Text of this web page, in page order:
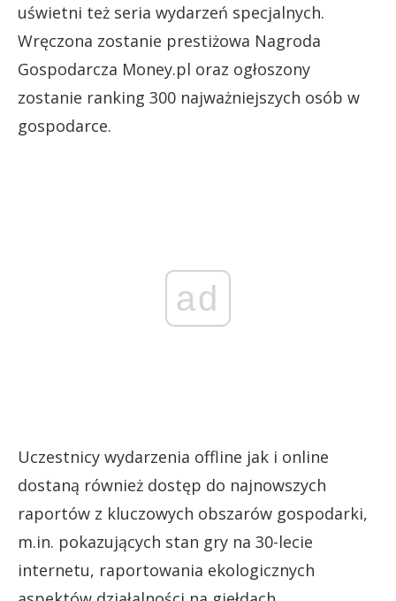
uświetni też seria wydarzeń specjalnych.
Wręczona zostanie prestiżowa Nagroda
Gospodarcza Money.pl oraz ogłoszony
zostanie ranking 300 najważniejszych osób w
gospodarce.
ad
Uczestnicy wydarzenia offline jak i online
dostaną również dostęp do najnowszych
raportów z kluczowych obszarów gospodarki,
m.in. pokazujących stan gry na 30-lecie
internetu, raportowania ekologicznych